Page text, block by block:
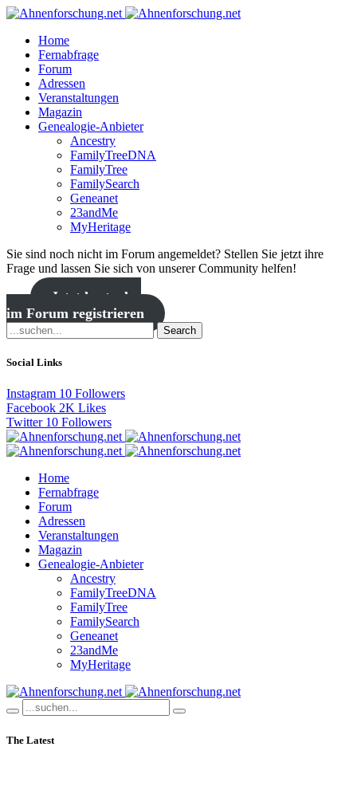
Home
Fernabfrage
Forum
Adressen
Veranstaltungen
Magazin
Genealogie-Anbieter
Ancestry
FamilyTreeDNA
FamilyTree
FamilySearch
Geneanet
23andMe
MyHeritage
Sie sind noch nicht im Forum angemeldet? Stellen Sie jetzt ihre
Frage und lassen Sie sich von unserer Community helfen!
Jetzt kostenlos
im Forum registrieren
Search
Social Links
Instagram 10 Followers
Facebook 2K Likes
Twitter 10 Followers
Home
Fernabfrage
Forum
Adressen
Veranstaltungen
Magazin
Genealogie-Anbieter
Ancestry
FamilyTreeDNA
FamilyTree
FamilySearch
Geneanet
23andMe
MyHeritage
The Latest